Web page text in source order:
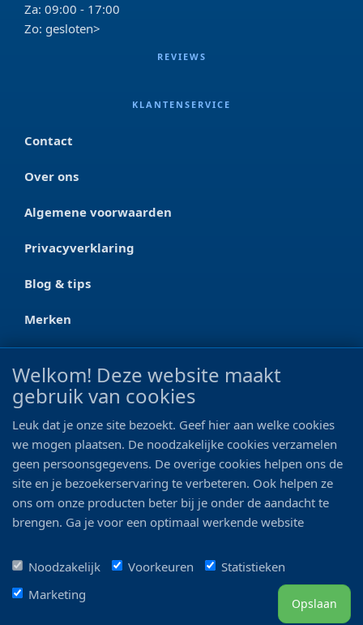
Za: 09:00 - 17:00
Zo: gesloten>
REVIEWS
KLANTENSERVICE
Contact
Over ons
Algemene voorwaarden
Privacyverklaring
Blog & tips
Merken
CONTACT
Ootmarsumseweg 125a
0546 - 622 990
06 - 11 19 81 42
info@bo-vis.nl
Welkom! Deze website maakt
gebruik van cookies
Leuk dat je onze site bezoekt. Geef hier aan welke cookies
we mogen plaatsen. De noodzakelijke cookies verzamelen
geen persoonsgegevens. De overige cookies helpen ons de
site en je bezoekerservaring te verbeteren. Ook helpen ze
ons om onze producten beter bij je onder de aandacht te
brengen. Ga je voor een optimaal werkende website
Noodzakelijk
Voorkeuren
Statistieken
Marketing
Opslaan